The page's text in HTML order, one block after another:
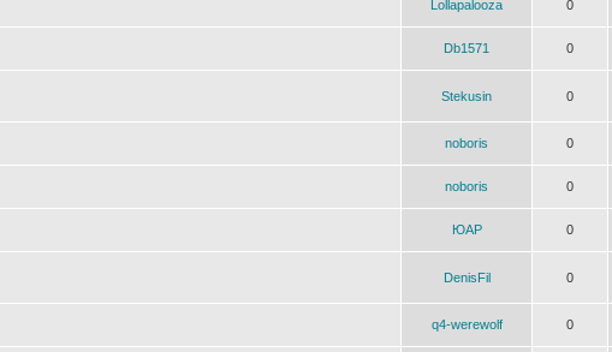
Lollapalooza 0
Db1571 0
Stekusin 0
noboris 0
noboris 0
ЮАР 0
DenisFil 0
q4-werewolf 0